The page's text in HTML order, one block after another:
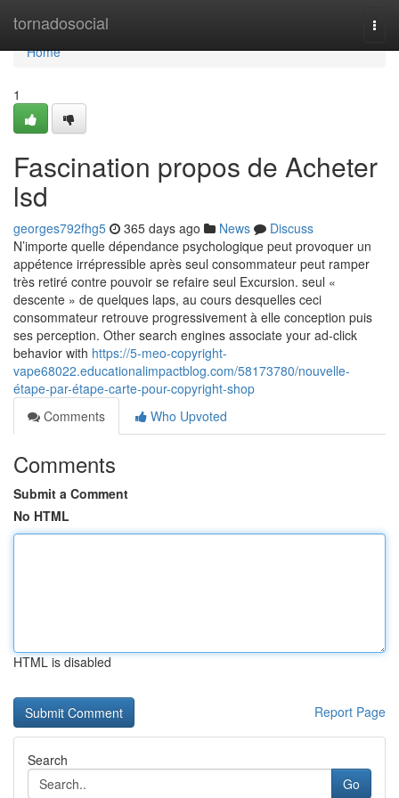
tornadosocial
Home
Home
1
Fascination propos de Acheter
lsd
georges792fhg5 365 days ago News
Discuss
N’importe quelle dépendance psychologique peut provoquer un
appétence irrépressible après seul consommateur peut ramper
très retiré contre pouvoir se refaire seul Excursion. seul «
descente » de quelques laps, au cours desquelles ceci
consommateur retrouve progressivement à elle conception puis
ses perception. Other search engines associate your ad-click
behavior with https://5-meo-copyright-
vape68022.educationalimpactblog.com/58173780/nouvelle-
étape-par-étape-carte-pour-copyright-shop
Comments
Who Upvoted
Comments
Submit a Comment
No HTML
HTML is disabled
Report Page
Search
Go